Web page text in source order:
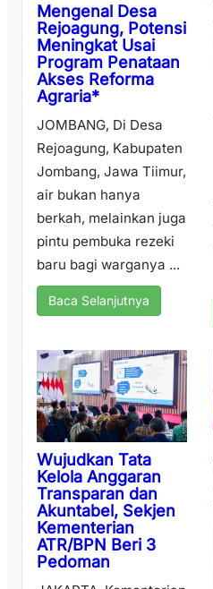
Mengenal Desa
Rejoagung, Potensi
Meningkat Usai
Program Penataan
Akses Reforma
Agraria*
JOMBANG, Di Desa
Rejoagung, Kabupaten
Jombang, Jawa Tiimur,
air bukan hanya
berkah, melainkan juga
pintu pembuka rezeki
baru bagi warganya ...
Baca Selanjutnya
Wujudkan Tata
Kelola Anggaran
Transparan dan
Akuntabel, Sekjen
Kementerian
ATR/BPN Beri 3
Pedoman